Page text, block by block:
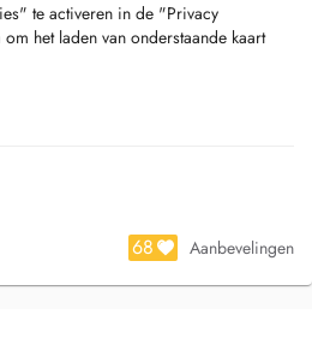
te activeren in de "Privacy
het laden van onderstaande kaart
68 Aanbevelingen